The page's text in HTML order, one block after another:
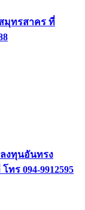
มุทรสาคร ที่
งทุนอันทรง
ร 094-9912595